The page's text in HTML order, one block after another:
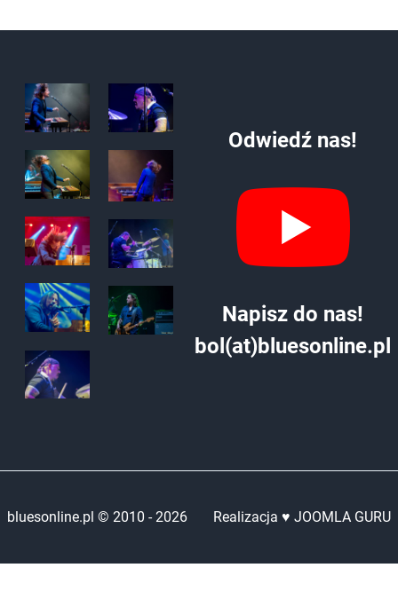
Odwiedź nas!
Napisz do nas!
bol(at)bluesonline.pl
bluesonline.pl © 2010 -2026 Realizacja ♥ JOOMLA GURU